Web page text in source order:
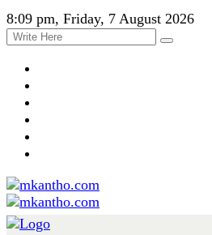
8:09 pm, Friday, 7 August 2026